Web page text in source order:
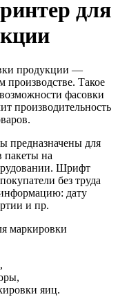
для
продукции —
производстве. Такое
фасовки
производительность
предназначены для
пакеты на
Шрифт
без труда
дату
и пр.
маркировки
яиц.